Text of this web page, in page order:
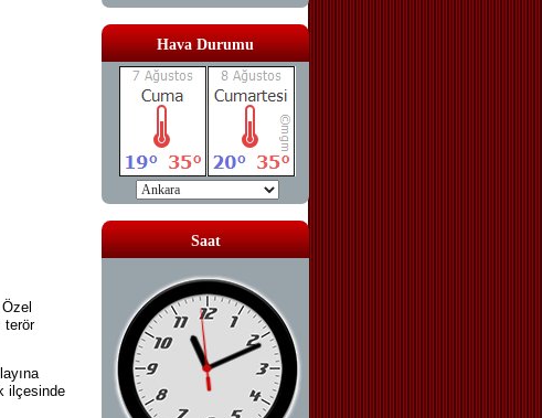
terör
ilçesinde
Hava Durumu
Saat